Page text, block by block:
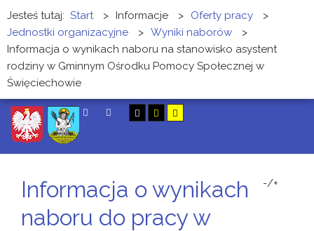
Jesteś tutaj: Start > Informacje > Oferty pracy
>
Jednostki organizacyjne
> Wyniki naborów
>
Informacja o wynikach naboru na stanowisko asystent
rodziny w Gminnym Ośrodku Pomocy Społecznej w
Święciechowie
Informacja o wynikach
naboru do pracy w
-/+